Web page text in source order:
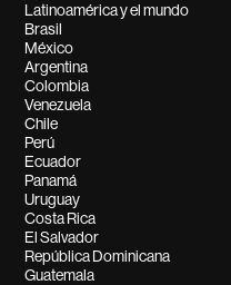
Latinoamérica y el mundo
Brasil
México
Argentina
Colombia
Venezuela
Chile
Perú
Ecuador
Panamá
Uruguay
Costa Rica
El Salvador
República Dominicana
Guatemala